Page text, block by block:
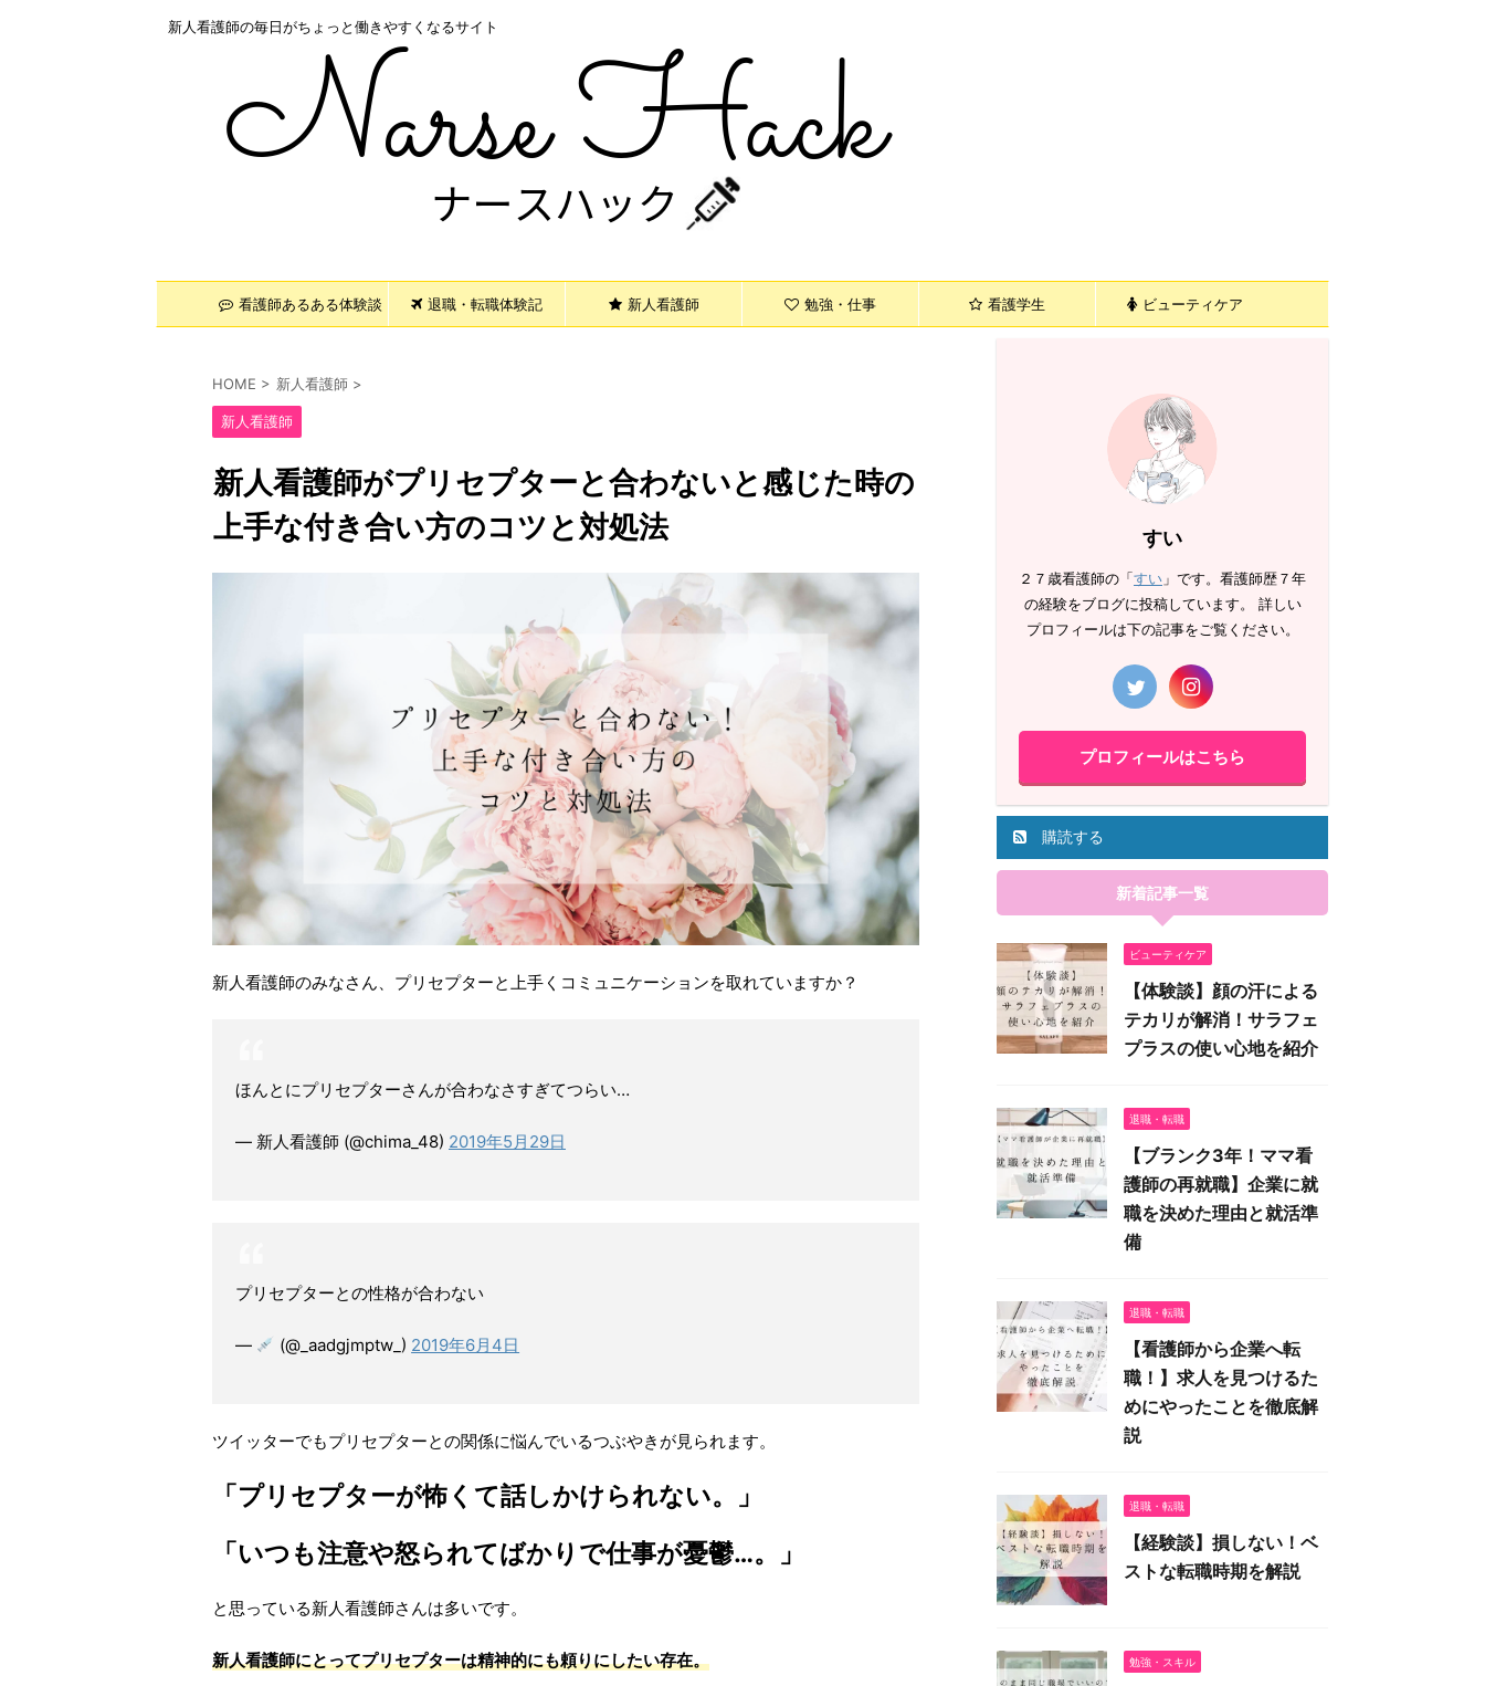
新人看護師の毎日がちょっと働きやすくなるサイト
看護師あるある体験談 退職・転職体験記 新人看護師 勉強・仕事 看護学生 ビューティケア
HOME > 新人看護師 >
新人看護師
新人看護師がプリセプターと合わないと感じた時の
上手な付き合い方のコツと対処法
新人看護師のみなさん、プリセプターと上手くコミュニケーションを取れていますか？
ほんとにプリセプターさんが合わなさすぎてつらい…
— 新人看護師 (@chima_48) 2019年5月29日
プリセプターとの性格が合わない
— (@_aadgjmptw_) 2019年6月4日
ツイッターでもプリセプターとの関係に悩んでいるつぶやきが見られます。
「プリセプターが怖くて話しかけられない。」
「いつも注意や怒られてばかりで仕事が憂鬱…。」
と思っている新人看護師さんは多いです。
新人看護師にとってプリセプターは精神的にも頼りにしたい存在。
すい
２７歳看護師の「 すい 」です。看護師歴７年
の経験をブログに投稿しています。 詳しい
プロフィールは下の記事をご覧ください。
プロフィールはこちら
購読する
新着記事一覧
ビューティケア
【体験談】顔の汗による
テカリが解消！サラフェ
プラスの使い心地を紹介
退職・転職
【ブランク3年！ママ看
護師の再就職】企業に就
職を決めた理由と就活準
備
退職・転職
【看護師から企業へ転
職！】求人を見つけるた
めにやったことを徹底解
説
退職・転職
【経験談】損しない！ベ
ストな転職時期を解説
勉強・スキル